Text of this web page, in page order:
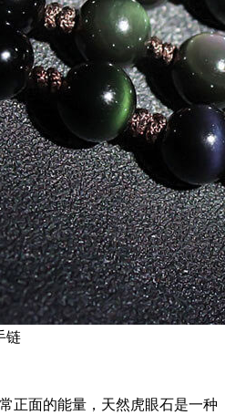
链
正面的能量，天然虎眼石是一种